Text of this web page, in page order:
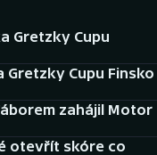
Gretzky Cupu
Gretzky Cupu Finsko
zahájil Motor
otevřít skóre co